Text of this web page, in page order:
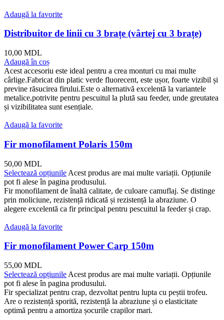
Adaugă la favorite
Distribuitor de linii cu 3 brațe (vârtej cu 3 brațe)
10,00 MDL
Adaugă în coș
Acest accesoriu este ideal pentru a crea monturi cu mai multe
cârlige.Fabricat din platic verde fluorecent, este ușor, foarte vizibil și
previne răsucirea firului.Este o alternativă excelentă la variantele
metalice,potrivite pentru pescuitul la plută sau feeder, unde greutatea
și vizibilitatea sunt esențiale.
Adaugă la favorite
Fir monofilament Polaris 150m
50,00 MDL
Selectează opțiunile Acest produs are mai multe variații. Opțiunile
pot fi alese în pagina produsului.
Fir monofilament de înaltă calitate, de culoare camuflaj. Se distinge
prin moliciune, rezistență ridicată și rezistență la abraziune. O
alegere excelentă ca fir principal pentru pescuitul la feeder și crap.
Adaugă la favorite
Fir monofilament Power Carp 150m
55,00 MDL
Selectează opțiunile Acest produs are mai multe variații. Opțiunile
pot fi alese în pagina produsului.
Fir specializat pentru crap, dezvoltat pentru lupta cu peștii trofeu.
Are o rezistență sporită, rezistență la abraziune și o elasticitate
optimă pentru a amortiza șocurile crapilor mari.